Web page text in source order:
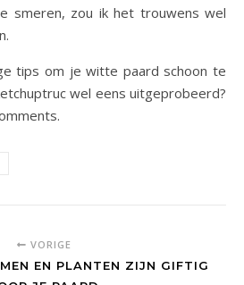
smeren, zou ik het trouwens wel
tips om je witte paard schoon te
wel eens uitgeprobeerd?
VORIGE
EN PLANTEN ZIJN GIFTIG